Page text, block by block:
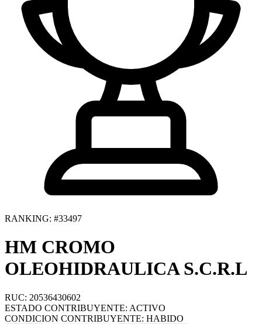
RANKING: #33497
HM CROMO
OLEOHIDRAULICA S.C.R.L
RUC: 20536430602
ESTADO CONTRIBUYENTE: ACTIVO
CONDICION CONTRIBUYENTE: HABIDO